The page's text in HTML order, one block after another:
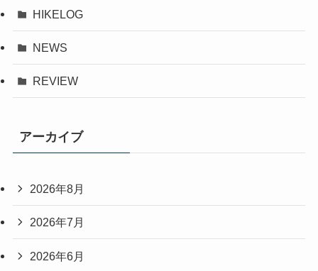
HIKELOG
NEWS
REVIEW
アーカイブ
2026年8月
2026年7月
2026年6月